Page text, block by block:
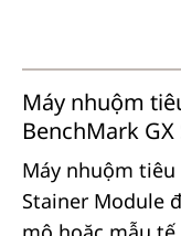
Máy nhuộm
BenchMark
Máy nhuộm
Stainer Module